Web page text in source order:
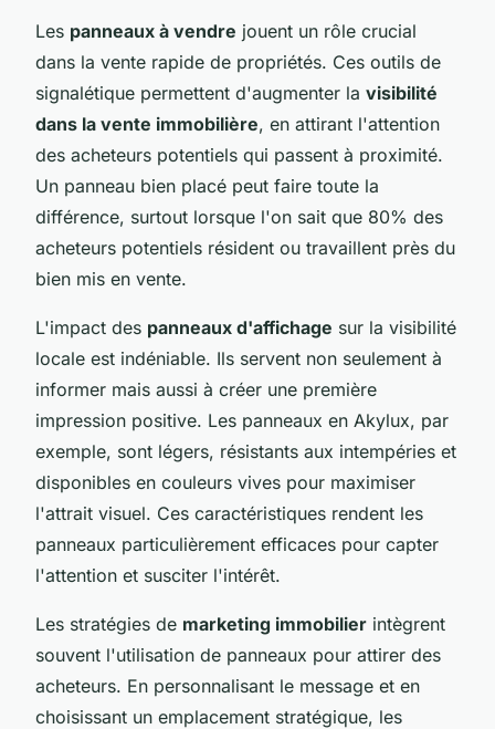
Les panneaux à vendre jouent un rôle crucial
dans la vente rapide de propriétés. Ces outils de
signalétique permettent d'augmenter la visibilité
dans la vente immobilière, en attirant l'attention
des acheteurs potentiels qui passent à proximité.
Un panneau bien placé peut faire toute la
différence, surtout lorsque l'on sait que 80% des
acheteurs potentiels résident ou travaillent près du
bien mis en vente.
L'impact des panneaux d'affichage sur la visibilité
locale est indéniable. Ils servent non seulement à
informer mais aussi à créer une première
impression positive. Les panneaux en Akylux, par
exemple, sont légers, résistants aux intempéries et
disponibles en couleurs vives pour maximiser
l'attrait visuel. Ces caractéristiques rendent les
panneaux particulièrement efficaces pour capter
l'attention et susciter l'intérêt.
Les stratégies de marketing immobilier intègrent
souvent l'utilisation de panneaux pour attirer des
acheteurs. En personnalisant le message et en
choisissant un emplacement stratégique, les